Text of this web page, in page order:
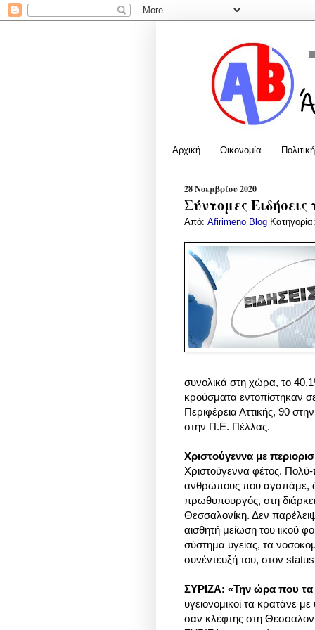
Αρχική Οικονομία Πολιτική
28 Νοεμβρίου 2020
Σύντομες
Από: Afirimeno Blog
συνολικά στη χώρα, το
κρούσματα εντοπίστηκαν
Περιφέρεια Αττικής, 90
στην Π.Ε. Πέλλας.
Χριστούγεννα με
Χριστούγεννα φέτος. Πολύ-
ανθρώπους που αγαπάμε,
πρωθυπουργός, στη
Θεσσαλονίκη. Δεν
αισθητή μείωση του ιικού
σύστημα υγείας, τα
συνέντευξή του, στον
ΣΥΡΙΖΑ: «Την ώρα που τα
υγειονομικοί τα κρατάνε
σαν κλέφτης στη